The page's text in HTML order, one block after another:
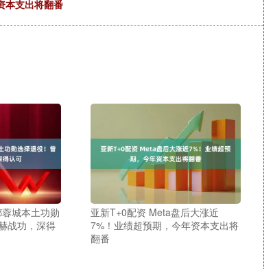
本支出将翻番
城本土功勋
战功，深得
亚新T+0配资 Meta盘后大涨近
7%！业绩超预期，今年资本支出将
翻番